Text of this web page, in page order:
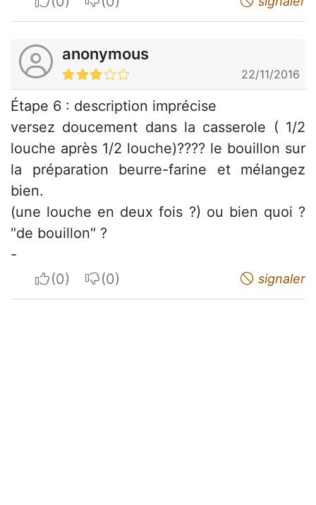
anonymous
22/11/2016
Étape 6 : description imprécise
versez doucement dans la casserole ( 1/2
louche après 1/2 louche)???? le bouillon sur
la préparation beurre-farine et mélangez
bien.
(une louche en deux fois ?) ou bien quoi ?
"de bouillon" ?
-
I apreciateI do not appreciate signaler